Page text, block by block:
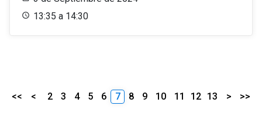
13:35 a 14:30
<< < 2 3 4 5 6 7 8 9 10 11 12 13 > >>